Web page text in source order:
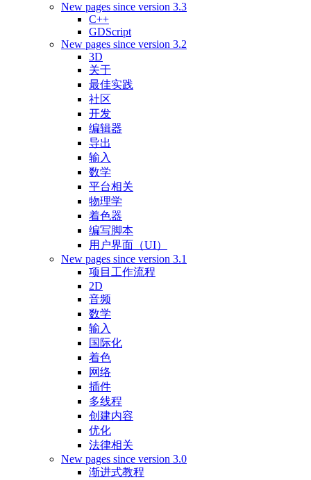
New pages since version 3.3
C++
GDScript
New pages since version 3.2
3D
关于
最佳实践
社区
开发
编辑器
导出
输入
数学
平台相关
物理学
着色器
编写脚本
用户界面（UI）
New pages since version 3.1
项目工作流程
2D
音频
数学
输入
国际化
着色
网络
插件
多线程
创建内容
优化
法律相关
New pages since version 3.0
渐进式教程